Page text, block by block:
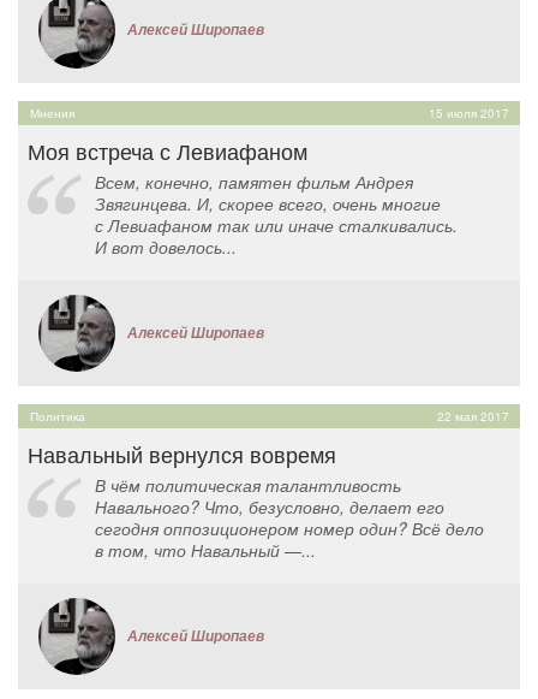
Алексей Широпаев
Мнения 15 июля 2017
Моя встреча с Левиафаном
Всем, конечно, памятен фильм Андрея
Звягинцева. И, скорее всего, очень многие
с Левиафаном так или иначе сталкивались.
И вот довелось...
Алексей Широпаев
Политика 22 мая 2017
Навальный вернулся вовремя
В чём политическая талантливость
Навального? Что, безусловно, делает его
сегодня оппозиционером номер один? Всё дело
в том, что Навальный —...
Алексей Широпаев